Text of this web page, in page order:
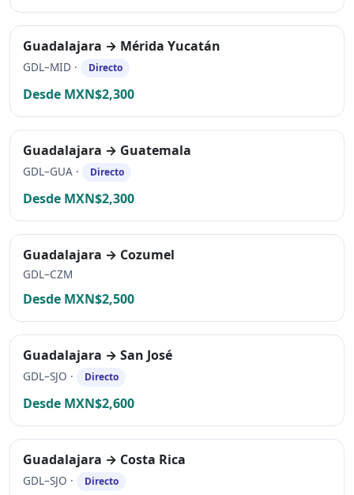
Guadalajara → Mérida Yucatán
GDL–MID · Directo
Desde MXN$2,300
Guadalajara → Guatemala
GDL–GUA · Directo
Desde MXN$2,300
Guadalajara → Cozumel
GDL–CZM
Desde MXN$2,500
Guadalajara → San José
GDL–SJO · Directo
Desde MXN$2,600
Guadalajara → Costa Rica
GDL–SJO · Directo